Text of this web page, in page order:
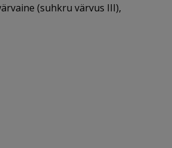
(suhkru värvus III),